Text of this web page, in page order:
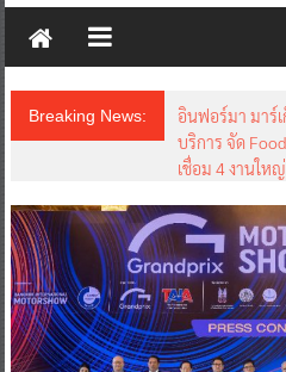
New
Breaking News:
อินฟอร์มา มาร์
บริการ จัด
เชื่อม 4 งานให